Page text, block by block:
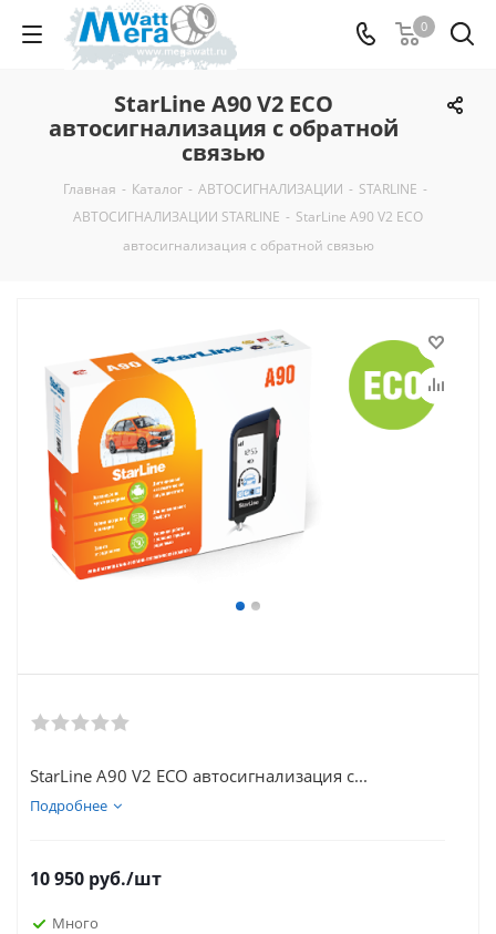
0
StarLine A90 V2 ECO
автосигнализация с обратной
связью
Главная - Каталог - АВТОСИГНАЛИЗАЦИИ - STARLINE -
АВТОСИГНАЛИЗАЦИИ STARLINE - StarLine A90 V2 ECO
автосигнализация с обратной связью
StarLine A90 V2 ECO автосигнализация с...
Подробнее
10 950 руб./шт
Много